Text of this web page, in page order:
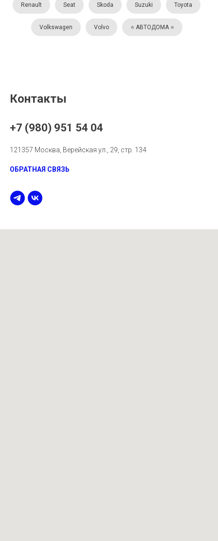
Renault Seat Skoda Suzuki Toyota
Volkswagen Volvo ⭐️ АВТОДОМА ⭐️
Контакты
+7 (980) 951 54 04
121357 Москва, Верейская ул., 29, стр. 134
ОБРАТНАЯ СВЯЗЬ